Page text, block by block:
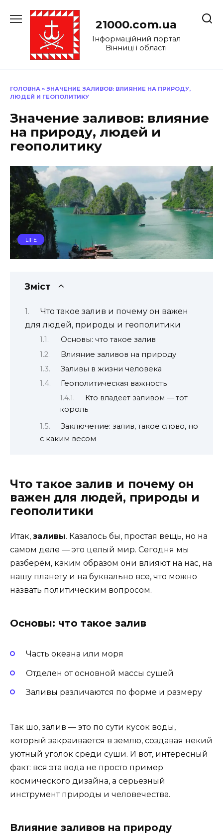
до
21000.com.ua
Інформаційний портал
Вінниці і області
ГОЛОВНА » ЗНАЧЕНИЕ ЗАЛИВОВ: ВЛИЯНИЕ НА ПРИРОДУ,
ЛЮДЕЙ И ГЕОПОЛИТИКУ
Значение заливов: влияние
на природу, людей и
геополитику
LIFE
Зміст
Что такое залив и почему он важен
для людей, природы и геополитики
Основы: что такое залив
Влияние заливов на природу
Заливы в жизни человека
Геополитическая важность
Кто владеет заливом — тот
король
Заключение: залив, такое слово, но
с каким весом
Что такое залив и почему он
важен для людей, природы и
геополитики
Итак, заливы. Казалось бы, простая вещь, но на
самом деле — это целый мир. Сегодня мы
разберём, каким образом они влияют на нас, на
нашу планету и на буквально все, что можно
назвать политическим вопросом.
Основы: что такое залив
Часть океана или моря
Отделен от основной массы сушей
Заливы различаются по форме и размеру
Так шо, залив — это по сути кусок воды,
который закраивается в землю, создавая некий
уютный уголок среди суши. И вот, интересный
факт: вся эта вода не просто пример
космического дизайна, а серьезный
инструмент природы и человечества.
Влияние заливов на природу